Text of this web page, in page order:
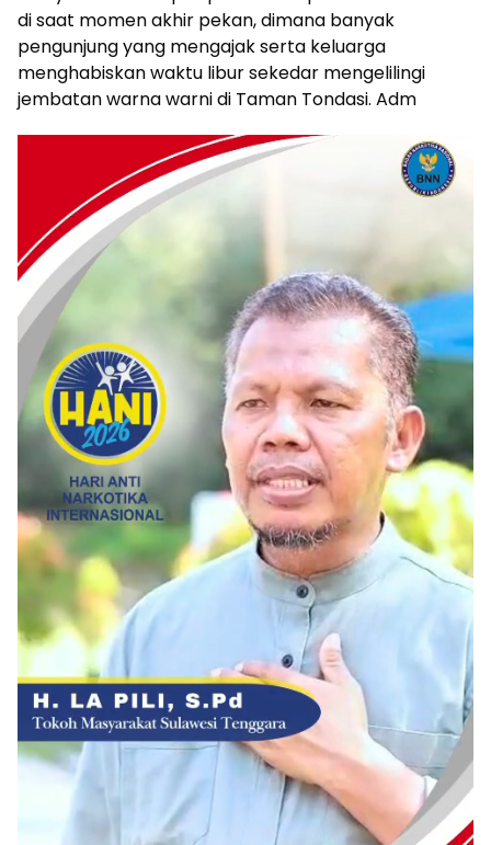
di saat momen akhir pekan, dimana banyak
pengunjung yang mengajak serta keluarga
menghabiskan waktu libur sekedar mengelilingi
jembatan warna warni di Taman Tondasi. Adm